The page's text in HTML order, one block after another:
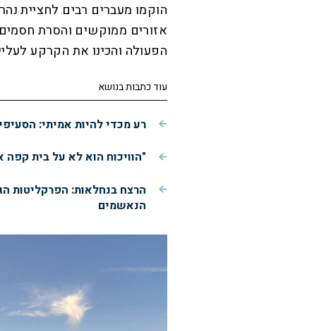
הוקמו מעברים רבים לחציית
אזורים ממוקשים והסרת
הפעולה והכינו את הקרקע
עוד כתבות בנושא
רע מכדי להיות אמיתי:
"הוויכוח הוא לא על בית
הרצח בנחלאות: הפרקליטות
הנאשמים